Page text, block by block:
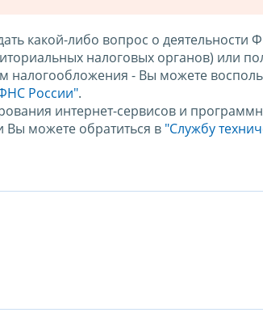
какой-либо вопрос о деятельности
налоговых органов) или
налогообложения - Вы можете
России".
интернет-сервисов и
можете обратиться в "Службу